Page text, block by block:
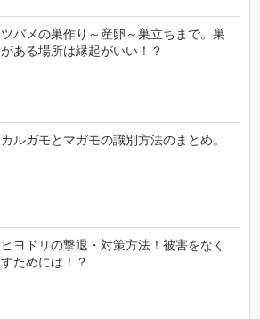
ツバメの巣作り～産卵～巣立ちまで。巣
がある場所は縁起がいい！？
カルガモとマガモの識別方法のまとめ。
ヒヨドリの撃退・対策方法！被害をなく
すためには！？